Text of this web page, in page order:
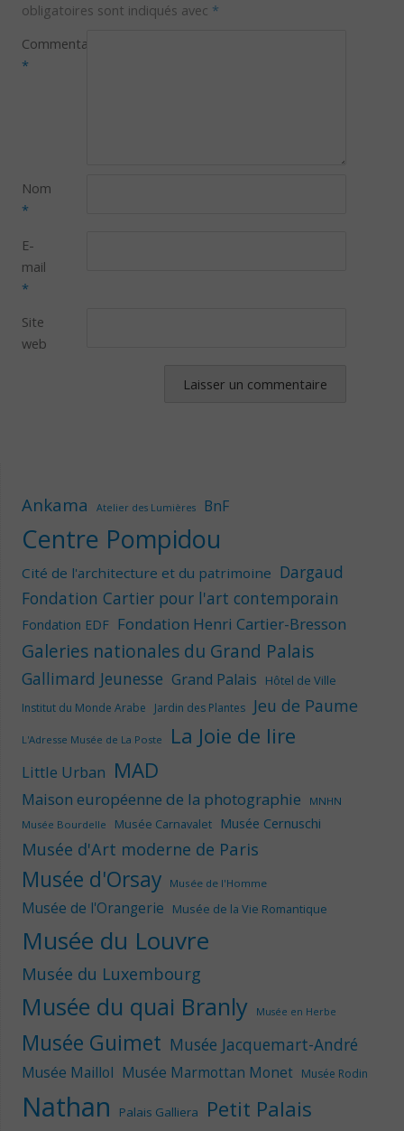
obligatoires sont indiqués avec *
Commentaire
*
Nom
*
E-
mail
*
Site
web
Ankama Atelier des Lumières BnF
Centre Pompidou
Cité de l'architecture et du patrimoine Dargaud
Fondation Cartier pour l'art contemporain
Fondation EDF Fondation Henri Cartier-Bresson
Galeries nationales du Grand Palais
Gallimard Jeunesse Grand Palais Hôtel de Ville
Institut du Monde Arabe Jardin des Plantes Jeu de Paume
L'Adresse Musée de La Poste La Joie de lire
Little Urban MAD
Maison européenne de la photographie
MNHN
Musée Bourdelle
Musée Carnavalet Musée Cernuschi
Musée d'Art moderne de Paris
Musée d'Orsay Musée de l'Homme
Musée de l'Orangerie Musée de la Vie Romantique
Musée du Louvre
Musée du Luxembourg
Musée du quai Branly Musée en Herbe
Musée Guimet Musée Jacquemart-André
Musée Maillol Musée Marmottan Monet Musée Rodin
Nathan Palais Galliera Petit Palais